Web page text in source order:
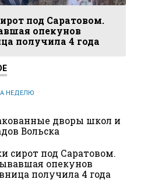
под Саратовом.
опекунов
получила 4 года
НЕДЕЛЮ
дворы школ и
Вольска
сирот под Саратовом.
опекунов
получила 4 года